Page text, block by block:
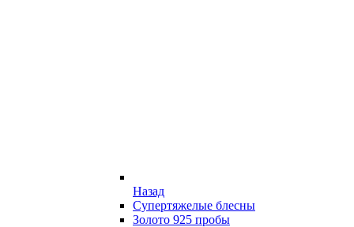
Назад
Супертяжелые блесны
Золото 925 пробы